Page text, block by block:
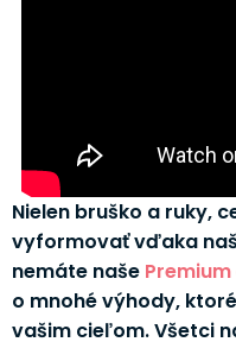
Nielen bruško a ruky,
vyformovať vďaka
nemáte naše
o mnohé výhody,
vašim cieľom. Všetci